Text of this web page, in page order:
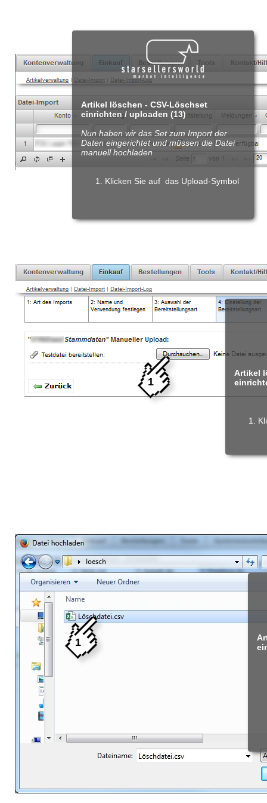
Artikel löschen - CSV-Löschset
einrichten / uploaden (13)
Nun haben wir das Set zum Import der
Daten eingerichtet und müssen die Datei
manuell hochladen
Klicken Sie auf das Upload-Symbol
Artikel
1
1